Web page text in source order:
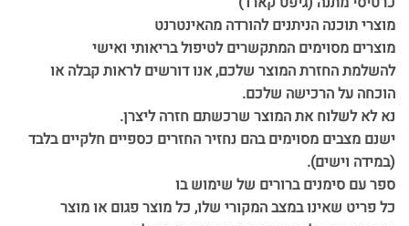
מוצרי תוכנה הניתנים להורדה מהאינטרנט
מוצרים מסוימים המתקשרים לטיפול בריאותי ואישי
להשלמת החזרת המוצר שלכם, אנו דורשים לראות קבלה או
הוכחה על הרכישה שלכם.
נא לא לשלוח את המוצר שרכשתם חזרה ליצרן.
ישנם מצבים מסוימים בהם נחזיר החזרים כספיים חלקיים בלבד
(במידה וישים).
ספר עם סימנים ברורים של שימוש בו
כל פריט שאינו במצב המקורי שלו, כל מוצר פגום או מוצר